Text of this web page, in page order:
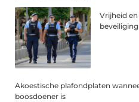
Vrijheid
beveiliging
Akoestische plafondplaten
boosdoener is